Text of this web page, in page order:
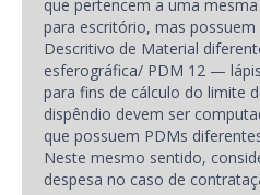
que pertencem a uma
para escritório, mas
Descritivo de Material
esferográfica/ PDM 12 —
para fins de cálculo do limite
dispêndio devem ser
que possuem PDMs
Neste mesmo sentido,
despesa no caso de